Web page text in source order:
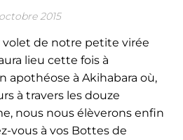
2015
volet de notre petite virée
lieu cette fois à
apothéose à Akihabara où,
à travers les douze
nous nous élèverons enfin
vous à vos Bottes de